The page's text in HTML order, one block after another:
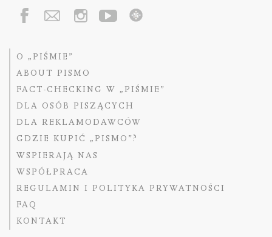
O „PIŚMIE”
ABOUT PISMO
FACT-CHECKING W „PIŚMIE”
DLA OSÓB PISZĄCYCH
DLA REKLAMODAWCÓW
GDZIE KUPIĆ „PISMO”?
WSPIERAJĄ NAS
WSPÓŁPRACA
REGULAMIN I POLITYKA PRYWATNOŚCI
FAQ
KONTAKT